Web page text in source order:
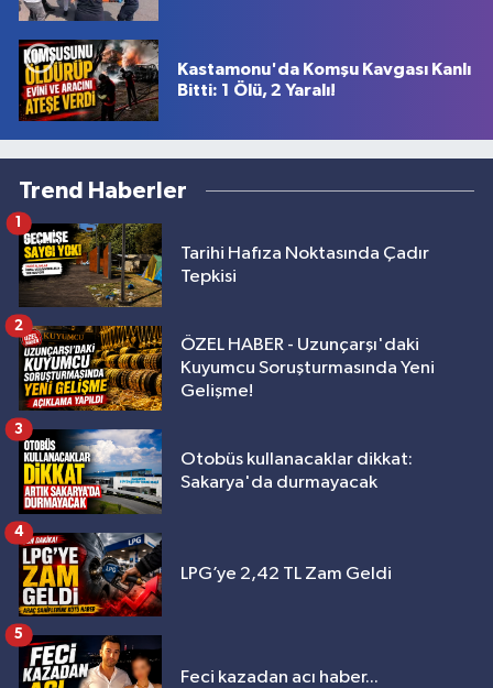
Kastamonu'da Komşu Kavgası Kanlı
Bitti: 1 Ölü, 2 Yaralı!
Trend Haberler
Tarihi Hafıza Noktasında Çadır
Tepkisi
1
ÖZEL HABER - Uzunçarşı'daki
Kuyumcu Soruşturmasında Yeni
Gelişme!
2
Otobüs kullanacaklar dikkat:
Sakarya'da durmayacak
3
LPG’ye 2,42 TL Zam Geldi
4
Feci kazadan acı haber...
5